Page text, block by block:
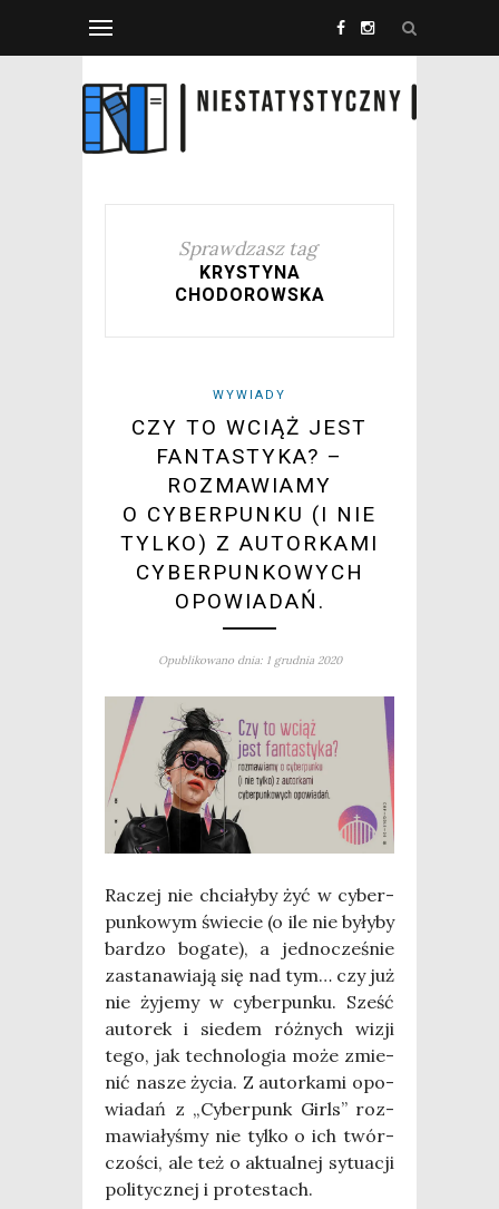
Sprawdzasz tag
KRYSTYNA
CHODOROWSKA
WYWIADY
CZY TO WCIĄŻ JEST
FANTASTYKA? –
ROZMAWIAMY
O CYBERPUNKU (I NIE
TYLKO) Z AUTORKAMI
CYBERPUNKOWYCH
OPOWIADAŃ.
Opublikowano dnia: 1 grudnia 2020
Raczej nie chcia­ły­by żyć w cyber­
pun­ko­wym świe­cie (o ile nie były­by
bar­dzo boga­te), a jed­no­cze­śnie
zasta­na­wia­ją się nad tym… czy już
nie żyje­my w cyber­pun­ku. Sześć
auto­rek i sie­dem róż­nych wizji
tego, jak tech­no­lo­gia może zmie­
nić nasze życia. Z autor­ka­mi opo­
wia­dań z „Cyber­punk Girls” roz­
ma­wia­ły­śmy nie tyl­ko o ich twór­
czo­ści, ale też o aktu­al­nej sytu­acji
poli­tycz­nej i pro­te­stach.